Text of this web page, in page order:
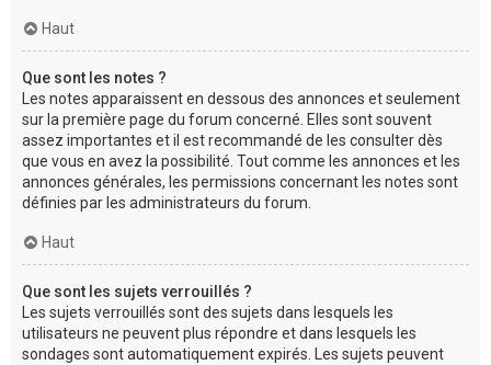
Haut
Que sont les notes ?
Les notes apparaissent en dessous des annonces et seulement
sur la première page du forum concerné. Elles sont souvent
assez importantes et il est recommandé de les consulter dès
que vous en avez la possibilité. Tout comme les annonces et les
annonces générales, les permissions concernant les notes sont
définies par les administrateurs du forum.
Haut
Que sont les sujets verrouillés ?
Les sujets verrouillés sont des sujets dans lesquels les
utilisateurs ne peuvent plus répondre et dans lesquels les
sondages sont automatiquement expirés. Les sujets peuvent